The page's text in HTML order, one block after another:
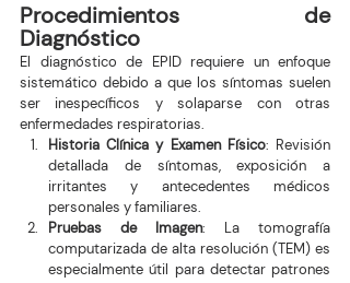
Procedimientos de
Diagnóstico
El diagnóstico de EPID requiere un enfoque
sistemático debido a que los síntomas suelen
ser inespecíficos y solaparse con otras
enfermedades respiratorias.
Historia Clínica y Examen Físico: Revisión
detallada de síntomas, exposición a
irritantes y antecedentes médicos
personales y familiares.
Pruebas de Imagen: La tomografía
computarizada de alta resolución (TEM) es
especialmente útil para detectar patrones